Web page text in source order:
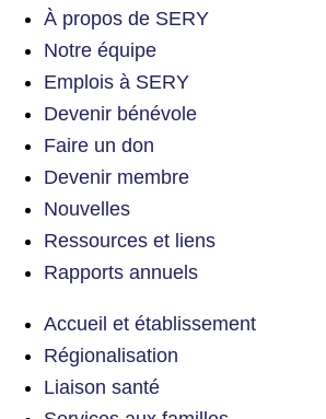
À propos de SERY
Notre équipe
Emplois à SERY
Devenir bénévole
Faire un don
Devenir membre
Nouvelles
Ressources et liens
Rapports annuels
Accueil et établissement
Régionalisation
Liaison santé